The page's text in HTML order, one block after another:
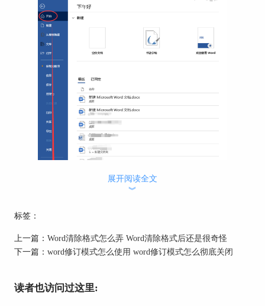
图片1：Word选项
上，确认之后回到Word文档界面就会发现图片被隐
藏了。
展开阅读全文
︾
标签：
上一篇： Word清除格式怎么弄 Word清除格式后还是很奇怪
下一篇： word修订模式怎么使用 word修订模式怎么彻底关闭
读者也访问过这里: